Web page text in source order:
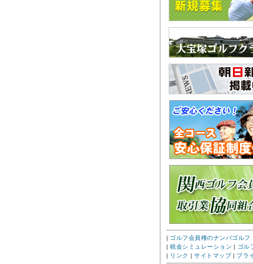
| ゴルフ会員権のナンバゴル
|税金シミュレーション | ゴル
| リンク |サイトマップ| プラ